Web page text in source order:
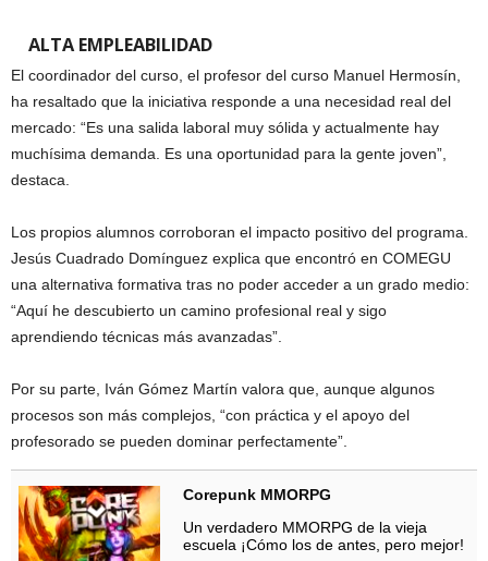
ALTA EMPLEABILIDAD
El coordinador del curso, el profesor del curso Manuel Hermosín,
ha resaltado que la iniciativa responde a una necesidad real del
mercado: “Es una salida laboral muy sólida y actualmente hay
muchísima demanda. Es una oportunidad para la gente joven”,
destaca.
Los propios alumnos corroboran el impacto positivo del programa.
Jesús Cuadrado Domínguez explica que encontró en COMEGU
una alternativa formativa tras no poder acceder a un grado medio:
“Aquí he descubierto un camino profesional real y sigo
aprendiendo técnicas más avanzadas”.
Por su parte, Iván Gómez Martín valora que, aunque algunos
procesos son más complejos, “con práctica y el apoyo del
profesorado se pueden dominar perfectamente”.
Corepunk MMORPG
Un verdadero MMORPG de la vieja
escuela ¡Cómo los de antes, pero mejor!